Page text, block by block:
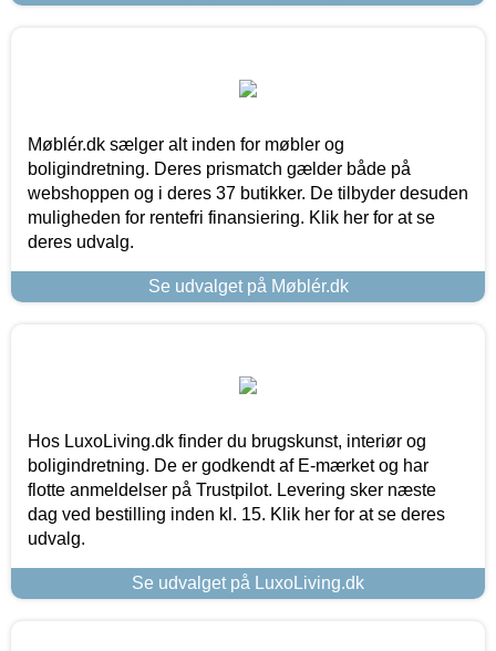
Møblér.dk sælger alt inden for møbler og
boligindretning. Deres prismatch gælder både på
webshoppen og i deres 37 butikker. De tilbyder desuden
muligheden for rentefri finansiering. Klik her for at se
deres udvalg.
Se udvalget på Møblér.dk
Hos LuxoLiving.dk finder du brugskunst, interiør og
boligindretning. De er godkendt af E-mærket og har
flotte anmeldelser på Trustpilot. Levering sker næste
dag ved bestilling inden kl. 15. Klik her for at se deres
udvalg.
Se udvalget på LuxoLiving.dk